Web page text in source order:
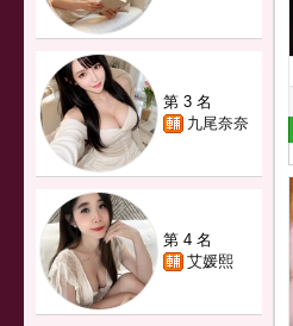
第 3 名
九尾奈奈
第 4 名
艾媛熙